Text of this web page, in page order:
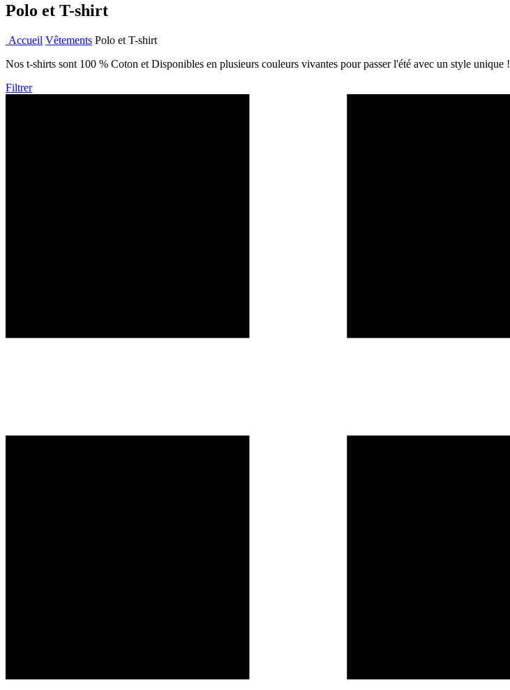
Polo et T-shirt
Accueil Vêtements Polo et T-shirt
Nos t-shirts sont 100 % Coton et Disponibles en plusieurs couleurs vivantes pour passer l'été avec un style unique !
Filtrer